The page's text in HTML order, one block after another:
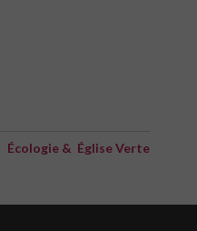
Écologie & Église Verte